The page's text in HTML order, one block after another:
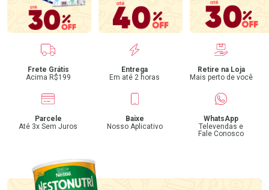
Benefícios
Frete Grátis
Acima R$199
Entrega
Em até 2 horas
Retire na Loja
Mais perto de você
Parcele
Até 3x Sem Juros
Baixe
Nosso Aplicativo
WhatsApp
Televendas e
Fale Conosco